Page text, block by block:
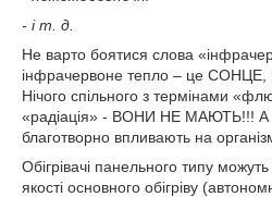
- і т. д.
Не варто боятися слова
інфрачервоне тепло – це СОНЦЕ,
Нічого спільного з термінами
«радіація» - ВОНИ НЕ МАЮТЬ!!! А
благотворно впливають на
Обігрівачі панельного типу
якості основного обігріву